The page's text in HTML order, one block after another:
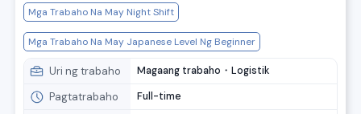
Trabaho sa magaan na operasyon sa
warehouse, mayroon ding Kawazaki
Mga Trabaho Na May Night Shift
Mga Trabaho Na May Japanese Level Ng Beginner
Uri ng trabaho Magaang trabaho・Logistik
Pagtatrabaho Full-time